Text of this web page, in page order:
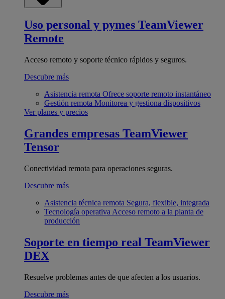
Uso personal y pymes TeamViewer
Remote
Acceso remoto y soporte técnico rápidos y seguros.
Descubre más
Asistencia remota Ofrece soporte remoto instantáneo
Gestión remota Monitorea y gestiona dispositivos
Ver planes y precios
Grandes empresas TeamViewer
Tensor
Conectividad remota para operaciones seguras.
Descubre más
Asistencia técnica remota Segura, flexible, integrada
Tecnología operativa Acceso remoto a la planta de
producción
Soporte en tiempo real TeamViewer
DEX
Resuelve problemas antes de que afecten a los usuarios.
Descubre más